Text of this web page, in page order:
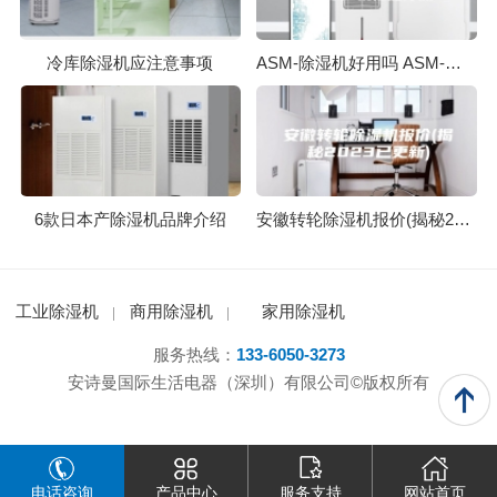
冷库除湿机应注意事项 ASM-除湿机好用吗 ASM-除湿机性能评测
6款日本产除湿机品牌介绍 安徽转轮除湿机报价(揭秘2023已更新)
工业除湿机 商用除湿机 家用除湿机
服务热线： 133-6050-3273
安诗曼国际生活电器（深圳）有限公司©版权所有
电话咨询 产品中心 服务支持 网站首页